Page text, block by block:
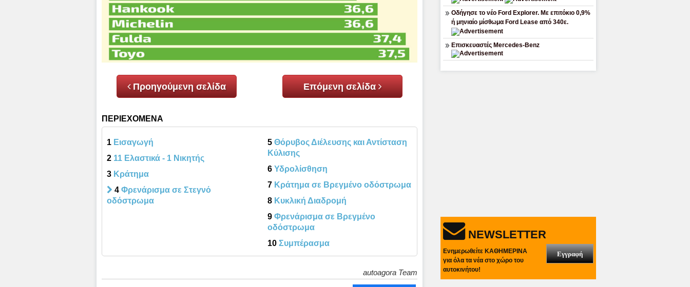
Προηγούμενη σελίδα Επόμενη σελίδα
ΠΕΡΙΕΧΟΜΕΝΑ
1 Εισαγωγή
2 11 Ελαστικά - 1 Νικητής
3 Κράτημα
4 Φρενάρισμα σε Στεγνό
οδόστρωμα
5 Θόρυβος Διέλευσης και Αντίσταση
Κύλισης
6 Υδρολίσθηση
7 Κράτημα σε Βρεγμένο οδόστρωμα
8 Κυκλική Διαδρομή
9 Φρενάρισμα σε Βρεγμένο
οδόστρωμα
10 Συμπέρασμα
autoagora Team
Οδήγησε το νέο Ford Explorer. Με επιτόκιο 0,9%
ή μηνιαίο μίσθωμα Ford Lease από 340ε.
Επισκευαστές Mercedes-Benz
NEWSLETTER
Ενημερωθείτε ΚΑΘΗΜΕΡΙΝΑ
για όλα τα νέα στο χώρο του
αυτοκινήτου!
Εγγραφή